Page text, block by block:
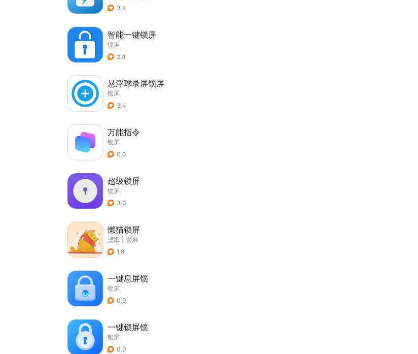
3.4
智能一键锁屏
锁屏
2.4
悬浮球录屏锁屏
锁屏
3.4
万能指令
锁屏
0.0
超级锁屏
锁屏
3.0
懒猫锁屏
壁纸
锁屏
1.8
一键息屏锁
锁屏
0.0
一键锁屏锁
锁屏
0.0